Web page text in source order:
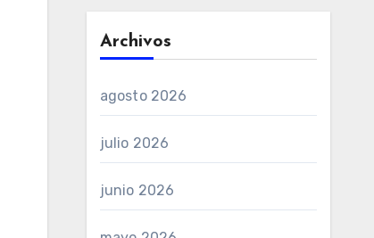
Archivos
agosto 2026
julio 2026
junio 2026